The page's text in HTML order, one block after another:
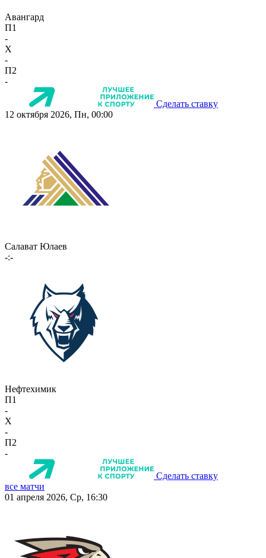
Авангард
П1
-
X
-
П2
-
Сделать ставку
12 октября 2026, Пн, 00:00
Салават Юлаев
-:-
Нефтехимик
П1
-
X
-
П2
-
Сделать ставку
все матчи
01 апреля 2026, Ср, 16:30